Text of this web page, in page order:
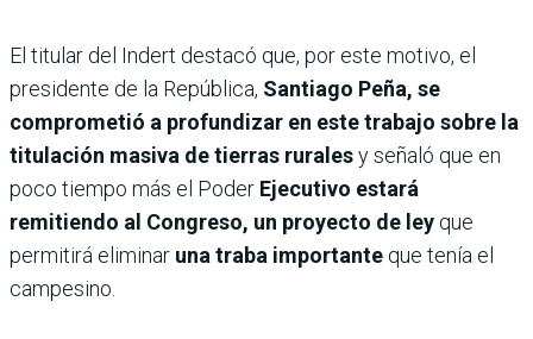
El titular del Indert destacó que, por este motivo, el
presidente de la República, Santiago Peña, se
comprometió a profundizar en este trabajo sobre la
titulación masiva de tierras ruralesy señaló que en
poco tiempo más el Poder Ejecutivo estará
remitiendo al Congreso, un proyecto de ley que
permitirá eliminar una traba importante que tenía el
campesino.